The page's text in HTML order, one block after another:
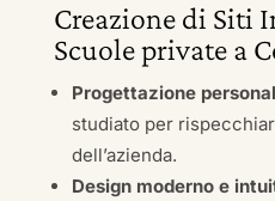
Creazione di Siti
Scuole private a
Progettazione
studiato per
dell’azienda.
Design moderno e